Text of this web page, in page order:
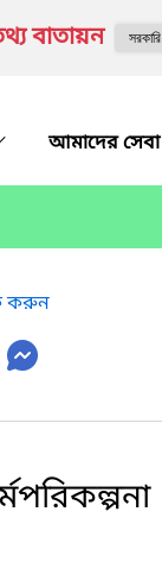
বাতায়ন
আমাদের সেবা
করুন